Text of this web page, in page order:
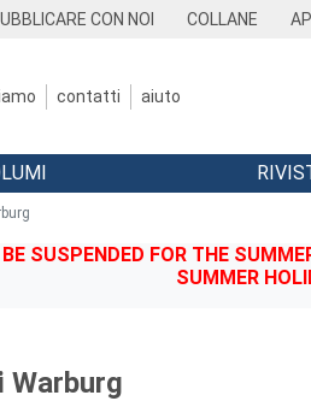
CON NOI COLLANE
contatti aiuto
SUSPENDED FOR THE
SUMMER
Warburg